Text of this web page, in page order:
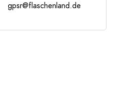
gpsr@flaschenland.de